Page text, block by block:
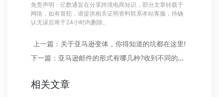
免责声明：亿数通旨在分享跨境电商知识，部分文章转载于
网络，如有冒犯，请提供相关证明资料联系本站客服，待确
认无误后将于24小时内删除。
上一篇：关于亚马逊变体，你得知道的坑都在这里!
下一篇：亚马逊邮件的形式有哪几种?收到不同的亚马逊邮件应该如何回复?
相关文章